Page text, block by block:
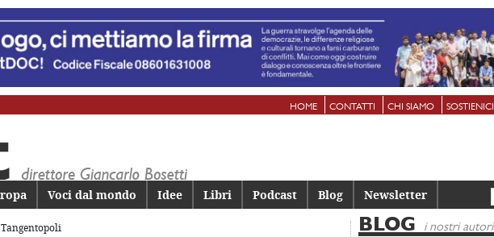
HOME CONTATTI CHI SIAMO SOSTIENICI
Voci dal mondo Idee Libri Podcast Blog Newsletter
BLOG i nostri autori